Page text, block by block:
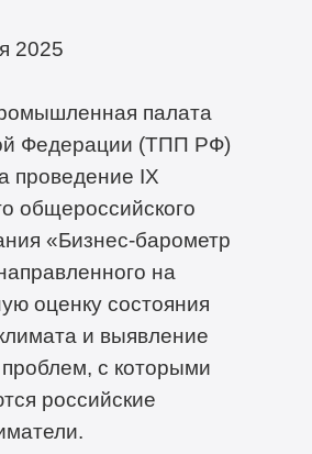
2025
палата
Федерации (ТПП РФ)
проведение IX
общероссийского
«Бизнес-барометр
на
оценку состояния
и выявление
с которыми
российские